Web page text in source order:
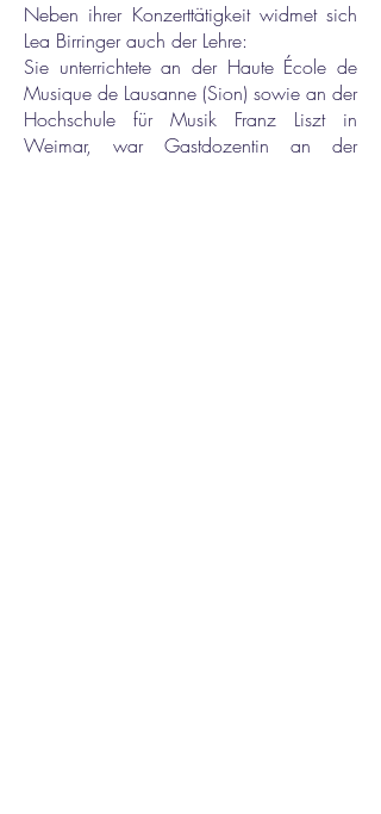
Neben ihrer Konzerttätigkeit widmet sich
Lea Birringer auch der Lehre:
Sie unterrichtete an der Haute École de
Musique de Lausanne (Sion) sowie an der
Hochschule für Musik Franz Liszt in
Weimar, war Gastdozentin an der